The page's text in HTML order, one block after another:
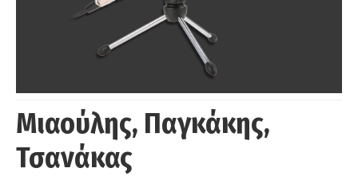
Μιαούλης, Παγκάκης,
Τσανάκας